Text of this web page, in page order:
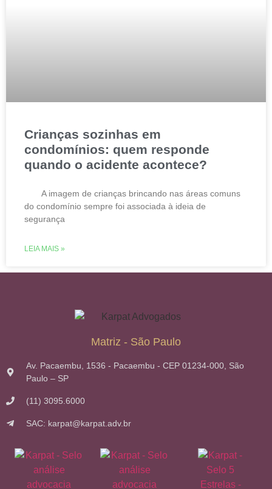
Crianças sozinhas em
condomínios: quem responde
quando o acidente acontece?
A imagem de crianças brincando nas áreas comuns
do condomínio sempre foi associada à ideia de
segurança
LEIA MAIS »
Matriz - São Paulo
Av. Pacaembu, 1536 - Pacaembu - CEP 01234-000, São
Paulo – SP
(11) 3095.6000
SAC: karpat@karpat.adv.br